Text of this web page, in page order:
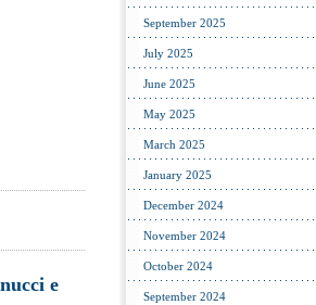
e
September 2025
July 2025
June 2025
May 2025
March 2025
January 2025
December 2024
November 2024
October 2024
September 2024